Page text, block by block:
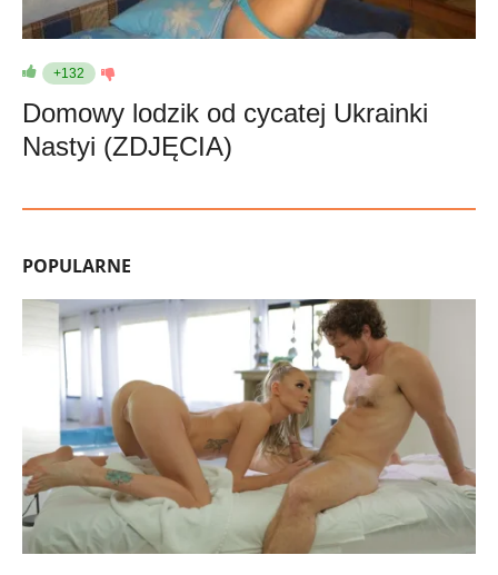
+132
Domowy lodzik od cycatej Ukrainki
Nastyi (ZDJĘCIA)
POPULARNE